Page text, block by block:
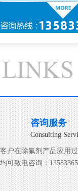
咨询服务
Consulting
客户在除氟剂产品应用
均可致电咨询：